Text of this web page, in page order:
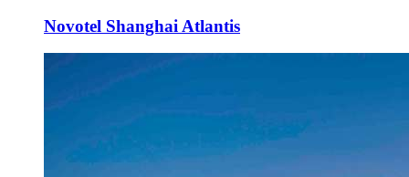
Novotel Shanghai Atlantis